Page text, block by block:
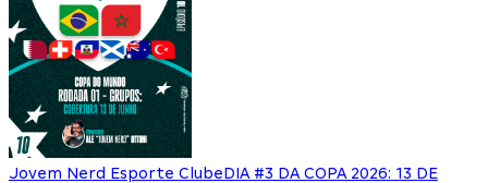
Jovem Nerd Esporte ClubeDIA #3 DA COPA 2026: 13 DE